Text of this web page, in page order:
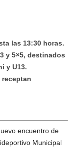
las 13:30 horas.
y 5×5, destinados
y U13.
encuentro de
Municipal